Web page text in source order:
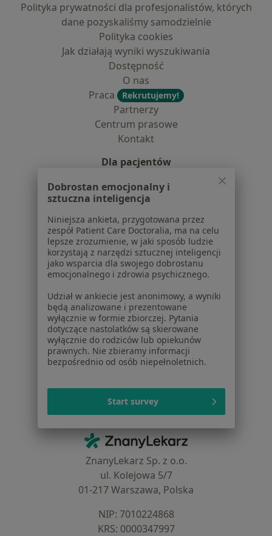
Polityka prywatności dla profesjonalistów, których
dane pozyskaliśmy samodzielnie
Polityka cookies
Jak działają wyniki wyszukiwania
Dostępność
O nas
Praca
Rekrutujemy!
Partnerzy
Centrum prasowe
Kontakt
Dla pacjentów
Lekarze
Placówki medyczne
Pytania i odpowiedzi
Usługi i zabiegi
Choroby
Pomoc
Aplikacje mobilne
Dla profesjonalistów
Cennik
Dla lekarzy
Dla placówek medycznych
Baza wiedzy
Centrum Pomocy dla Specjalisty
Kontakt ZnanyLekarz - Strona główna
ZnanyLekarz Sp. z o.o.
ul. Kolejowa 5/7
01-217 Warszawa, Polska
NIP: ⁠7010224868
KRS: ⁠0000347997
Dobrostan emocjonalny i
sztuczna inteligencja
Niniejsza ankieta, przygotowana przez
zespół Patient Care Doctoralia, ma na celu
lepsze zrozumienie, w jaki sposób ludzie
korzystają z narzędzi sztucznej inteligencji
jako wsparcia dla swojego dobrostanu
emocjonalnego i zdrowia psychicznego.
Udział w ankiecie jest anonimowy, a wyniki
będą analizowane i prezentowane
wyłącznie w formie zbiorczej. Pytania
dotyczące nastolatków są skierowane
wyłącznie do rodziców lub opiekunów
prawnych. Nie zbieramy informacji
bezpośrednio od osób niepełnoletnich.
Start survey